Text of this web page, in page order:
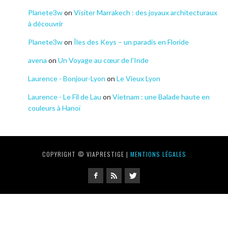
Planete3won Visiter Marrakech : des joyaux architecturaux
à découvrir
Planete3won Îles des Keys – un paradis en Floride
avena on Un Voyage au cœur de l’Inde
Laurence - Bonjour-Lyon on Le Vieux Lyon
Laurence - Le Fil de Lau on Vietnam : une Balade haute en
couleurs à Hanoï
COPYRIGHT © VIAPRESTIGE | MENTIONS LÉGALES